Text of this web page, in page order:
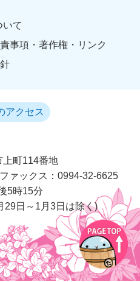
いて
事項・著作権・リンク
アクセス
上町114番地
ファックス：0994-32-6625
5時15分
29日～1月3日は除く)